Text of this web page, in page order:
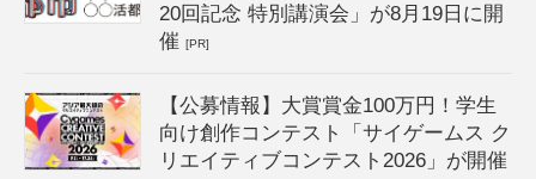
20回記念 特別講演会」が8月19日に開
催[PR]
【公募情報】大賞賞金100万円！学生
向け創作コンテスト「サイゲームス ク
リエイティブコンテスト2026」が開催